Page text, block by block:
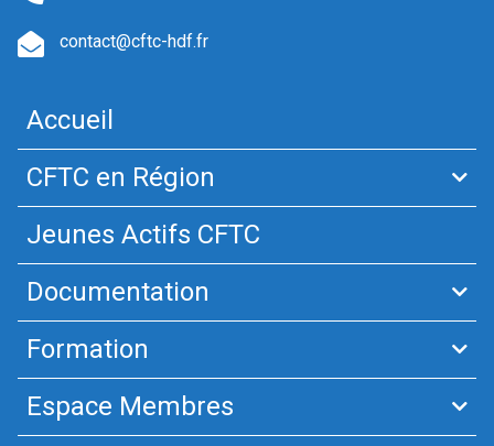
contact@cftc-hdf.fr
Accueil
CFTC en Région
Jeunes Actifs CFTC
Documentation
Formation
Espace Membres